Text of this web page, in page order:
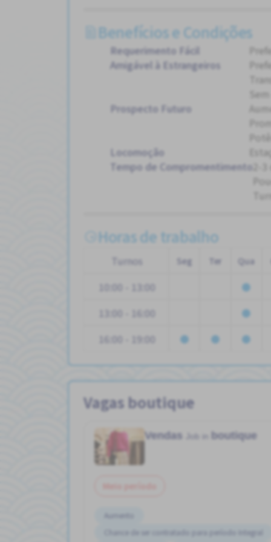
Benefícios e Condições
Requerimento Fácil
Amigável à Estrangeiros
Prospecto Futuro
Locomoção
Tempo de Compromentimento 2-
Horas de trabalho
Turnos Seg Ter Qua
10:00 - 13:00
13:00 - 16:00
16:00 - 19:00
Vagas boutique
Vendas boutique
Aumento
Chance de ser contratado para período Integral